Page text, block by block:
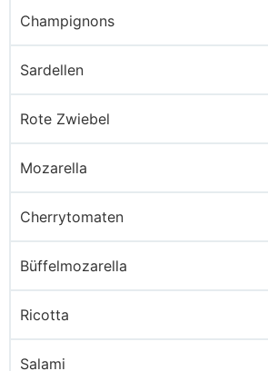
Champignons
Sardellen
Rote Zwiebel
Mozarella
Cherrytomaten
Büffelmozarella
Ricotta
Salami